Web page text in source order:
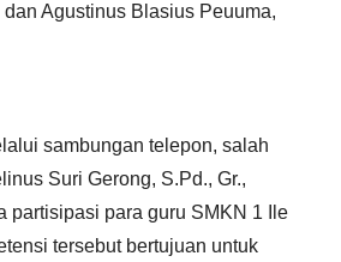
Agustinus Blasius Peuuma,
sambungan telepon, salah
Suri Gerong, S.Pd., Gr.,
partisipasi para guru SMKN 1 Ile
tersebut bertujuan untuk